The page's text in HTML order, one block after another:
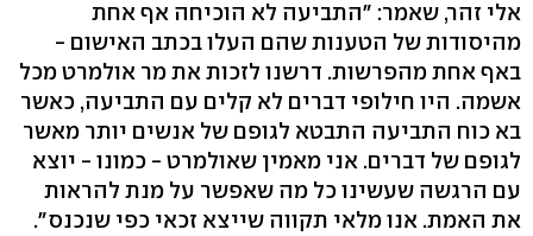
אלי זהר, שאמר: "התביעה לא הוכיחה אף אחת
מהיסודות של הטענות שהם העלו בכתב האישום -
באף אחת מהפרשות. דרשנו לזכות את מר אולמרט מכל
אשמה. היו חילופי דברים לא קלים עם התביעה, כאשר
בא כוח התביעה התבטא לגופם של אנשים יותר מאשר
לגופם של דברים. אני מאמין שאולמרט - כמונו - יוצא
עם הרגשה שעשינו כל מה שאפשר על מנת להראות
את האמת. אנו מלאי תקווה שייצא זכאי כפי שנכנס".